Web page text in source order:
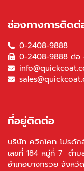
ช่องทางการติดต่
0-2408-9888
0-2408-9888 ต่อ
ที่อยู่ติดต่อ
บริษัท ควิกโคท โปรดั
เลขที่ 184 หมู่ที่ 7 ตำบ
อำเภอบางกรวย จังหวั